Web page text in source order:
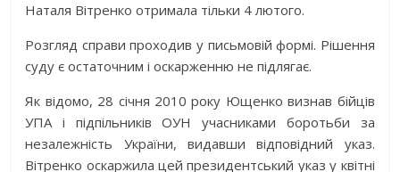
Наталя Вітренко отримала тільки 4 лютого.
Розгляд справи проходив у письмовій формі. Рішення
суду є остаточним і оскарженню не підлягає.
Як відомо, 28 січня 2010 року Ющенко визнав бійців
УПА і підпільників ОУН учасниками боротьби за
незалежність України, видавши відповідний указ.
Вітренко оскаржила цей президентський указ у квітні